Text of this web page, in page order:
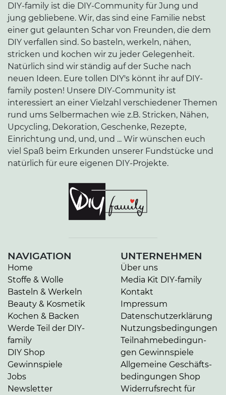
DIY-family ist die DIY-Community für Jung und
jung gebliebene. Wir, das sind eine Familie nebst
einer gut gelaunten Schar von Freunden, die dem
DIY verfallen sind. So basteln, werkeln, nähen,
stricken und kochen wir zu jeder Gelegenheit.
Natürlich sind wir ständig auf der Suche nach
neuen Ideen. Eure tollen DIY's könnt ihr auf DIY-
family posten! Unsere DIY-Community ist
interessiert an einer Vielzahl verschiedener Themen
rund ums Selbermachen wie z.B. Stricken, Nähen,
Upcycling, Dekoration, Geschenke, Rezepte,
Einrichtung und, und, und ... Wir wünschen euch
viel Spaß beim Erkunden unserer Fundstücke und
natürlich für eure eigenen DIY-Projekte.
NAVIGATION
Home
Stoffe & Wolle
Basteln & Werkeln
Beauty & Kosmetik
Kochen & Backen
Werde Teil der DIY-
family
DIY Shop
Gewinnspiele
Jobs
Newsletter
UNTERNEHMEN
Über uns
Media Kit DIY-family
Kontakt
Impressum
Da­ten­schutz­er­klä­rung
Nut­zungs­be­din­gun­gen
Teil­nah­me­be­din­gun­
gen Gewinnspiele
Allgemeine Ge­schäfts­
be­din­gun­gen Shop
Widerrufsrecht für